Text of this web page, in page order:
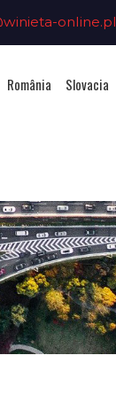
online.pl
România Slovacia